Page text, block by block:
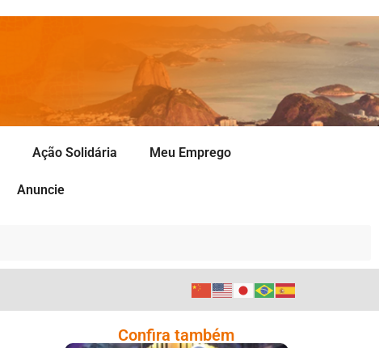
Ação Solidária Meu Emprego
Anuncie
Confira também